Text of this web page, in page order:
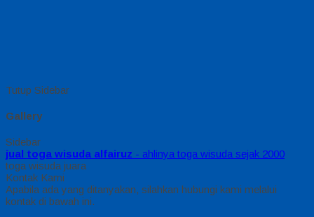
Tutup Sidebar
Gallery
Sidebar
jual toga wisuda alfairuz - ahlinya toga wisuda sejak 2000
toga wisuda juara
Kontak Kami
Apabila ada yang ditanyakan, silahkan hubungi kami melalui
kontak di bawah ini.